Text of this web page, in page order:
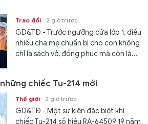
Trao đổi 2 giờ trước
GD&TĐ - Trước ngưỡng cửa lớp 1, điều
nhiều cha mẹ chuẩn bị cho con không
chỉ là sách vở, đồng phục mà còn là...
chiếc Tu-214 mới
Thế giới 2 giờ trước
GD&TĐ - Một sự kiện đặc biệt khi
chiếc Tu-214 số hiệu RA-64509 19 năm